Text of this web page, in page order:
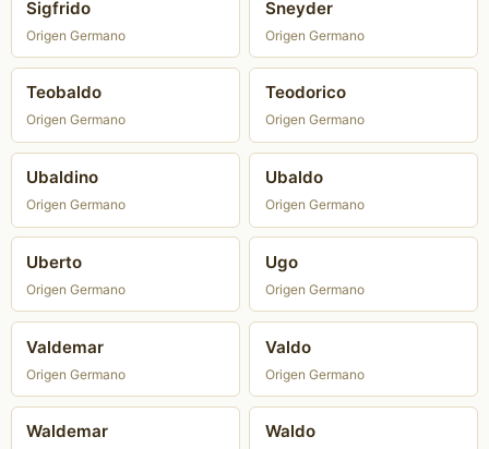
Sigfrido
Origen Germano
Sneyder
Origen Germano
Teobaldo
Origen Germano
Teodorico
Origen Germano
Ubaldino
Origen Germano
Ubaldo
Origen Germano
Uberto
Origen Germano
Ugo
Origen Germano
Valdemar
Origen Germano
Valdo
Origen Germano
Waldemar Waldo